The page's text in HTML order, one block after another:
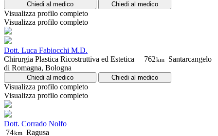
Chiedi al medico Chiedi al medico
Visualizza profilo completo
Visualizza profilo completo
Dott. Luca Fabiocchi M.D.
Chirurgia Plastica Ricostruttiva ed Estetica – 762km Santarcangelo
di Romagna, Bologna
Chiedi al medico Chiedi al medico
Visualizza profilo completo
Visualizza profilo completo
Dott. Corrado Nolfo
74km Ragusa